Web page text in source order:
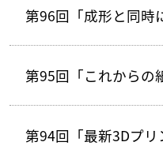
第96回「成形と同時
第95回「これからの
第94回「最新3Dプ